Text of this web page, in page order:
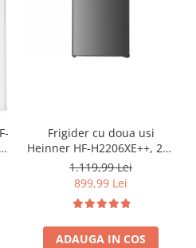
Frigider cu doua usi
Heinner HF-H2206XE++, 206
l, Clasa E, lumina LED, 3
rafturi de sticla, H 143 cm,
1.119,99 Lei
899,99 Lei
ADAUGA IN COS